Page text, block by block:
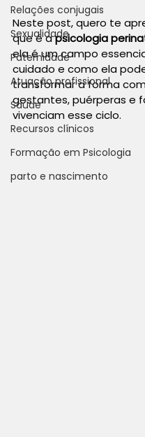
Relações conjugais
Sexualidade
Paternidade
Atuação profissional
Saúde
Recursos clínicos
Formação em Psicologia
parto e nascimento
Neste post, quero te
que é a psicologia
ela é um campo
cuidado e como ela
transformar a forma
gestantes, puérperas e
vivenciam esse ciclo.